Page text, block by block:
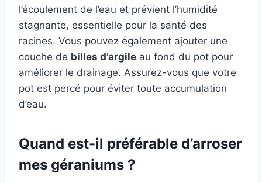
l’écoulement de l’eau et prévient l’humidité
stagnante, essentielle pour la santé des
racines. Vous pouvez également ajouter une
couche de billes d’argile au fond du pot pour
améliorer le drainage. Assurez-vous que votre
pot est percé pour éviter toute accumulation
d’eau.
Quand est-il préférable d’arroser
mes géraniums ?